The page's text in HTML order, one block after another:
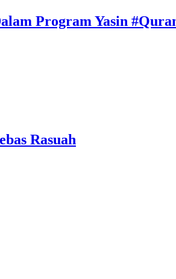
Program Yasin
Rasuah